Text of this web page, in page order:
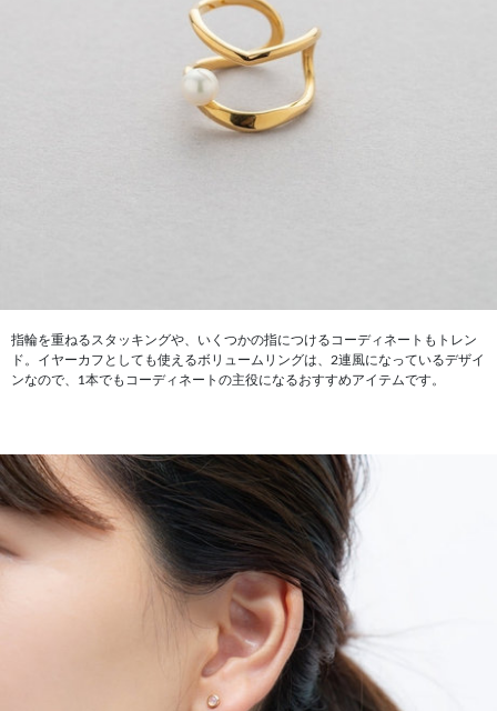
指輪を重ねるスタッキングや、いくつかの指につけるコーディネートもトレン
ド。イヤーカフとしても使えるボリュームリングは、2連風になっているデザイ
ンなので、1本でもコーディネートの主役になるおすすめアイテムです。